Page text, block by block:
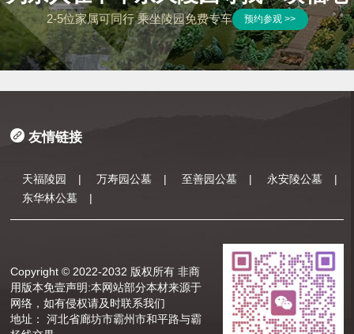
2-5位家属可同行 乘坐陵园免费专车 预约参观 >>
友情链接
天福陵园 | 万寿园公墓 | 至善园公墓 | 永安陵公墓
|
东华林公墓
|
Copyright © 2022-2032 版权所有 非商
用版本免壹声明:本网站部分本材来源于
网络，如有侵权请及时联系我们
地址： 河北省廊坊市霸州市和平路与霸